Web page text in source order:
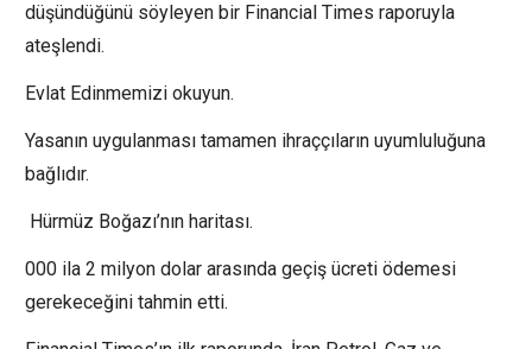
düşündüğünü söyleyen bir Financial Times raporuyla
ateşlendi.
Evlat Edinmemizi okuyun.
Yasanın uygulanması tamamen ihraççıların uyumluluğuna
bağlıdır.
Hürmüz Boğazı’nın haritası.
000 ila 2 milyon dolar arasında geçiş ücreti ödemesi
gerekeceğini tahmin etti.